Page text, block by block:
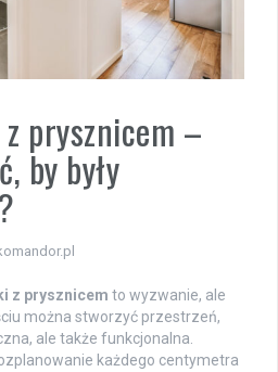
z prysznicem –
by były
z prysznicem to wyzwanie, ale
można stworzyć przestrzeń,
ale także funkcjonalna.
każdego centymetra